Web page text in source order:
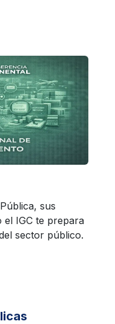
sus
el IGC te prepara
sector público.